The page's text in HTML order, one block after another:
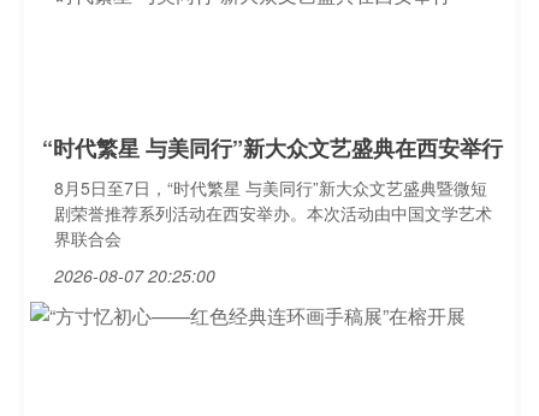
“时代繁星 与美同行”新大众文艺盛典在西安举行
8月5日至7日，“时代繁星 与美同行”新大众文艺盛典暨微短
剧荣誉推荐系列活动在西安举办。本次活动由中国文学艺术
界联合会
2026-08-07 20:25:00